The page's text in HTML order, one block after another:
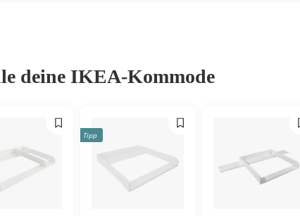
deine IKEA-Kommode
Tipp